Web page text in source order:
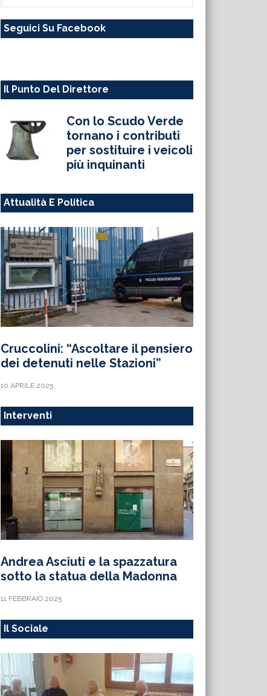
sito
Seguici Su Facebook
Il Punto Del Direttore
Con lo Scudo Verde
tornano i contributi
per sostituire i veicoli
più inquinanti
Attualità E Politica
Cruccolini: “Ascoltare il pensiero
dei detenuti nelle Stazioni”
10 APRILE 2025
Interventi
Andrea Asciuti e la spazzatura
sotto la statua della Madonna
11 FEBBRAIO 2025
Il Sociale